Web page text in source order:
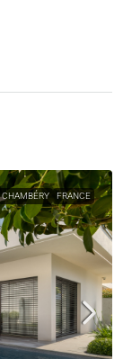
CHAMBÉRY FRANCE